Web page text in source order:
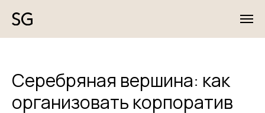
Серебряная вершина: как
организовать корпоратив